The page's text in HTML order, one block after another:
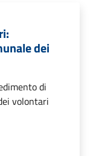
dei
di
volontari